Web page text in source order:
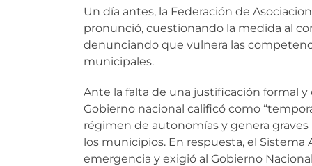
Un día antes, la Federación de
pronunció, cuestionando la medida al
denunciando que vulnera las
municipales.
Ante la falta de una justificación formal
Gobierno nacional calificó como
régimen de autonomías y genera
los municipios. En respuesta, el
emergencia y exigió al Gobierno